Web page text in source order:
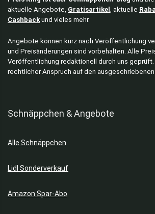
aktuelle Angebote, Gratisartikel , aktuelle
Cashbackund vieles mehr.
Angebote können kurz nach Veröffentlichung
und Preisänderungen sind vorbehalten. Alle
Veröffentlichung redaktionell durch uns
rechtlicher Anspruch auf den ausgeschriebenen
Schnäppchen & Angebote
Alle Schnäppchen
Lidl Sonderverkauf
Amazon Spar-Abo